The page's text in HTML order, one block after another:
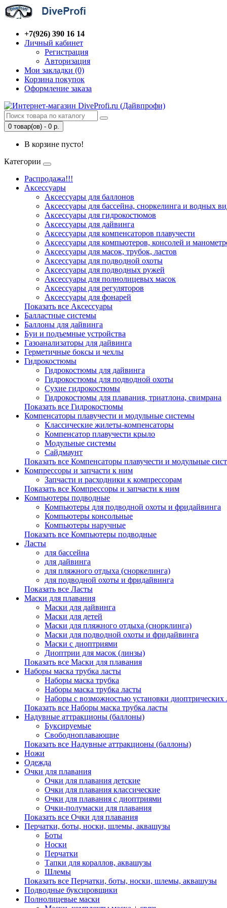
+7(926) 390 16 14
Личный кабинет
Регистрация
Авторизация
Мои закладки (0)
Корзина покупок
Оформление заказа
0 товар(ов) - 0 р.
В корзине пусто!
Категории
Распродажа!!!
Аксессуары
Аксессуары для баллонов
Аксессуары для бассейна, сноркелинга и водных
Аксессуары для гидрокостюмов
Аксессуары для дайвинга
Аксессуары для компенсаторов плавучести
Аксессуары для компьютеров, консолей и
Аксессуары для масок, трубок, ластов
Аксессуары для подводной охоты
Аксессуары для подводных ружей
Аксессуары для полнолицевых масок
Аксессуары для регуляторов
Аксессуары для фонарей
Показать все Аксессуары
Балластные системы
Баллоны для дайвинга
Буи и подъемные устройства
Газоанализаторы для дайвинга
Герметичные боксы и чехлы
Гидрокостюмы
Гидрокостюмы для дайвинга
Гидрокостюмы для подводной охоты
Сухие гидрокостюмы
Гидрокостюмы для плавания, триатлона, свимрана
Показать все Гидрокостюмы
Компенсаторы плавучести и модульные системы
Классические жилеты-компенсаторы
Компенсатор плавучести крыло
Модульные системы
Сайдмаунт
Показать все Компенсаторы плавучести и модульные
Компрессоры и запчасти к ним
Запчасти и расходники к компрессорам
Показать все Компрессоры и запчасти к ним
Компьютеры подводные
Компьютеры для подводной охоты и фридайвинга
Компьютеры консольные
Компьютеры наручные
Показать все Компьютеры подводные
Ласты
для бассейна
для дайвинга
для пляжного отдыха (сноркелинга)
для подводной охоты и фридайвинга
Показать все Ласты
Маски для плавания
Маски для дайвинга
Маски для детей
Маски для пляжного отдыха (снорклинга)
Маски для подводной охоты и фридайвинга
Маски с диоптриями
Диоптрии для масок (линзы)
Показать все Маски для плавания
Наборы маска трубка ласты
Наборы маска трубка
Наборы маска трубка ласты
Наборы с возможностью установки диоптрических
Показать все Наборы маска трубка ласты
Надувные аттракционы (баллоны)
Буксируемые
Свободноплавающие
Показать все Надувные аттракционы (баллоны)
Ножи
Одежда
Очки для плавания
Очки для плавания детские
Очки для плавания классические
Очки для плавания с диоптриями
Очки-полумаски для плавания
Показать все Очки для плавания
Перчатки, боты, носки, шлемы, аквашузы
Боты
Носки
Перчатки
Тапки для кораллов, аквашузы
Шлемы
Показать все Перчатки, боты, носки, шлемы, аквашузы
Подводные буксировщики
Полнолицевые маски